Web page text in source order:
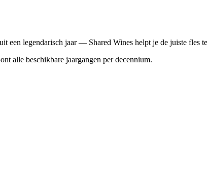
een legendarisch jaar — Shared Wines helpt je de juiste fles
alle beschikbare jaargangen per decennium.